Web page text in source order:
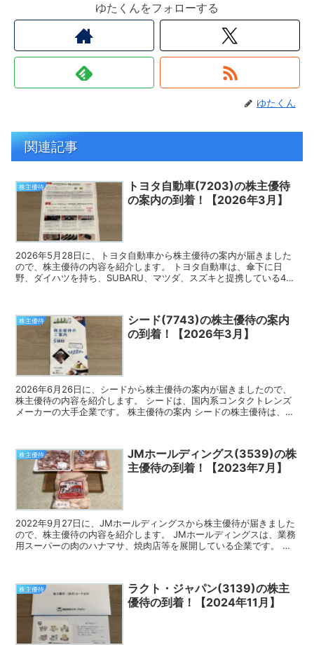
ゆたくんをフォローする
ゆたくん
関連記事
株主優待
トヨタ自動車(7203)の株主優待
の案内の到着！【2026年3月】
2026年5月28日に、トヨタ自動車から株主優待の案内が届きました
ので、株主優待の内容を紹介します。 トヨタ自動車は、傘下に日
野、ダイハツを持ち、SUBARU、マツダ、スズキと提携している4輪
株主優待
シード(7743)の株主優待の案内
の到着！【2026年3月】
2026年6月26日に、シードから株主優待の案内が届きましたので、
株主優待の内容を紹介します。 シードは、国内系コンタクトレンズ
メーカーの大手企業です。 株主優待の案内 シードの株主優待は、
株主優待
JMホールディングス(3539)の株
主優待の到着！【2023年7月】
2022年9月27日に、JMホールディングスから株主優待が届きました
ので、株主優待の内容を紹介します。 JMホールディングスは、業務
用スーパーの肉のハナマサ、焼肉店等を展開している企業です。 今
株主優待
ラクト・ジャパン(3139)の株主
優待の到着！【2024年11月】